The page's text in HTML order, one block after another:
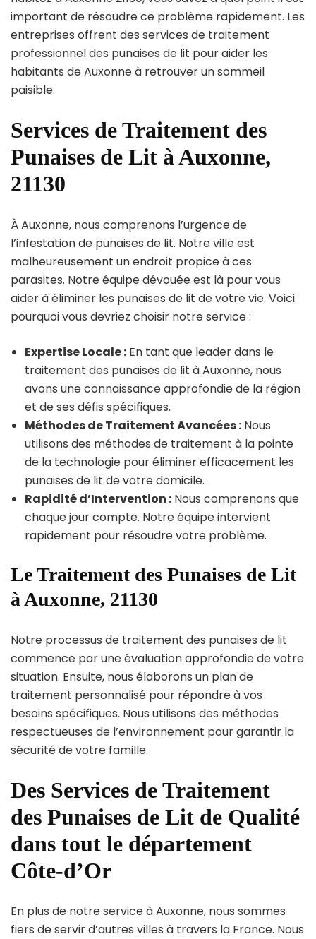
important de résoudre ce problème rapidement. Les
entreprises offrent des services de traitement
professionnel des punaises de lit pour aider les
habitants de Auxonne à retrouver un sommeil
paisible.
Services de Traitement des
Punaises de Lit à Auxonne,
21130
À Auxonne, nous comprenons l’urgence de
l’infestation de punaises de lit. Notre ville est
malheureusement un endroit propice à ces
parasites. Notre équipe dévouée est là pour vous
aider à éliminer les punaises de lit de votre vie. Voici
pourquoi vous devriez choisir notre service :
Expertise Locale : En tant que leader dans le
traitement des punaises de lit à Auxonne, nous
avons une connaissance approfondie de la région
et de ses défis spécifiques.
Méthodes de Traitement Avancées : Nous
utilisons des méthodes de traitement à la pointe
de la technologie pour éliminer efficacement les
punaises de lit de votre domicile.
Rapidité d’Intervention : Nous comprenons que
chaque jour compte. Notre équipe intervient
rapidement pour résoudre votre problème.
Le Traitement des Punaises de Lit
à Auxonne, 21130
Notre processus de traitement des punaises de lit
commence par une évaluation approfondie de votre
situation. Ensuite, nous élaborons un plan de
traitement personnalisé pour répondre à vos
besoins spécifiques. Nous utilisons des méthodes
respectueuses de l’environnement pour garantir la
sécurité de votre famille.
Des Services de Traitement
des Punaises de Lit de Qualité
dans tout le département
Côte-d’Or
En plus de notre service à Auxonne, nous sommes
fiers de servir d’autres villes à travers la France. Nous